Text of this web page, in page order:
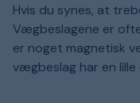
Hvis du synes, at
Vægbeslagene er
er noget magnetisk
vægbeslag har en